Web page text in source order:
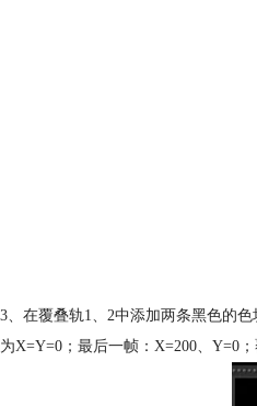
3、在覆叠轨1、2中添加两条黑色的
为X=Y=0；最后一帧：X=200、Y=0